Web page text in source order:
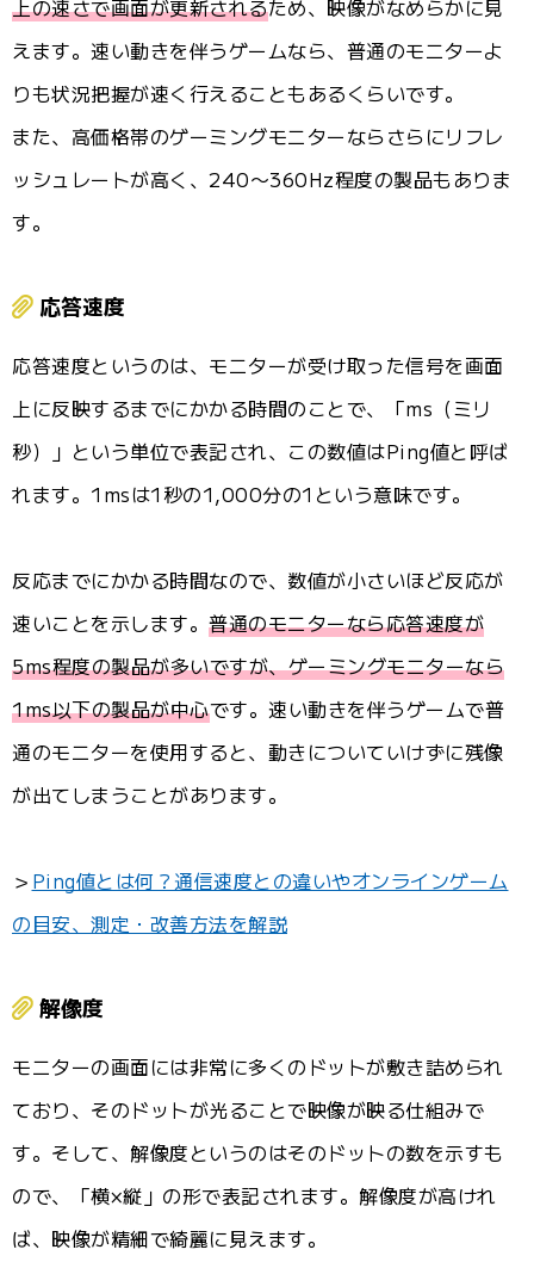
上の速さで画面が更新されるため、映像がなめらかに見
えます。速い動きを伴うゲームなら、普通のモニターよ
りも状況把握が速く行えることもあるくらいです。
また、高価格帯のゲーミングモニターならさらにリフレ
ッシュレートが高く、240〜360Hz程度の製品もありま
す。
応答速度
応答速度というのは、モニターが受け取った信号を画面
上に反映するまでにかかる時間のことで、「ms（ミリ
秒）」という単位で表記され、この数値はPing値と呼ば
れます。1msは1秒の1,000分の1という意味です。
反応までにかかる時間なので、数値が小さいほど反応が
速いことを示します。 普通のモニターなら応答速度が
5ms程度の製品が多いですが、ゲーミングモニターなら
1ms以下の製品が中心です。速い動きを伴うゲームで普
通のモニターを使用すると、動きについていけずに残像
が出てしまうことがあります。
＞ Ping値とは何？通信速度との違いやオンラインゲーム
の目安、測定・改善方法を解説
解像度
モニターの画面には非常に多くのドットが敷き詰められ
ており、そのドットが光ることで映像が映る仕組みで
す。そして、解像度というのはそのドットの数を示すも
ので、「横×縦」の形で表記されます。解像度が高けれ
ば、映像が精細で綺麗に見えます。